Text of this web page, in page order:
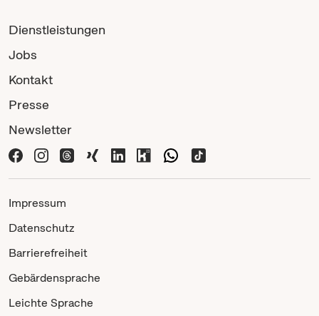
Dienstleistungen
Jobs
Kontakt
Presse
Newsletter
Impressum
Datenschutz
Barrierefreiheit
Gebärdensprache
Leichte Sprache